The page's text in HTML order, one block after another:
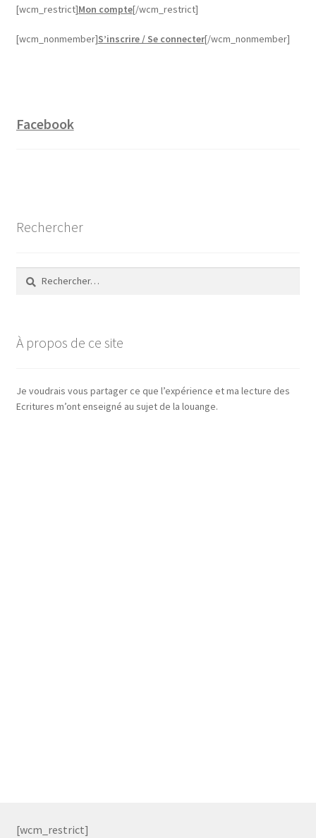
[wcm_restrict]Mon compte[/wcm_restrict]
[wcm_nonmember]S’inscrire / Se connecter[/wcm_nonmember]
Facebook
Rechercher
Rechercher :
À propos de ce site
Je voudrais vous partager ce que l’expérience et ma lecture des
Ecritures m’ont enseigné au sujet de la louange.
[wcm_restrict]